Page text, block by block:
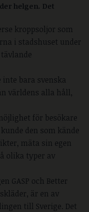
helgen. Det
kroppsoljor som
i stadshuset under
inte bara svenska
världens alla håll,
för besökare
den som kände
mäta sin egen
olika typer av
GASP och Better
är en av
till Sverige. Det